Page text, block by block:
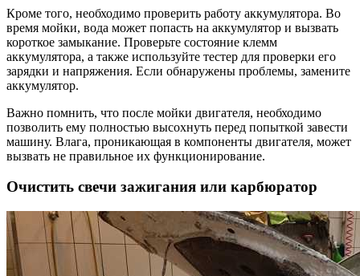
Кроме того, необходимо проверить работу аккумулятора. Во
время мойки, вода может попасть на аккумулятор и вызвать
короткое замыкание. Проверьте состояние клемм
аккумулятора, а также используйте тестер для проверки его
зарядки и напряжения. Если обнаружены проблемы, замените
аккумулятор.
Важно помнить, что после мойки двигателя, необходимо
позволить ему полностью высохнуть перед попыткой завести
машину. Влага, проникающая в компоненты двигателя, может
вызвать не правильное их функционирование.
Очистить свечи зажигания или карбюратор